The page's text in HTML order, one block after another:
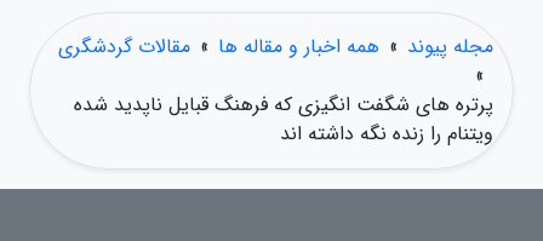
مجله پیوند » همه اخبار و مقاله ها » مقالات گردشگری
»
پرتره های شگفت انگیزی که فرهنگ قبایل ناپدید شده
ویتنام را زنده نگه داشته اند